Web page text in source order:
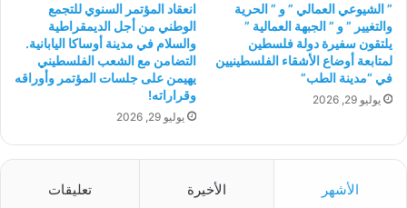
” الشيوعي العمالي ” و ” الحرية
والتغيير ” و ” الجبهة العمالية ”
يلتقون سفيرة دولة فلسطين
لمتابعة أوضاع الأشقاء الفلسطينيين
في “مدينة الطب”
يوليو 29, 2026
انعقاد المؤتمر السنوي للتجمع
الوطني من أجل الديمقراطية
والسلام في مدينة أوساكا اليابانية.
التضامن مع الشعب الفلسطيني
يهيمن على جلسات المؤتمر وأوراقه
وقراراته!
يوليو 29, 2026
الأشهر الأخيرة تعليقات